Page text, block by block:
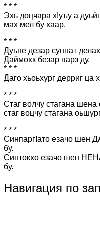
* * *
Эхь доцчара хІуъу а
мах мел бу хаар.
* * *
Дуьне дезар суннат
Даймохк безар парз ду.
* * *
Даго хьоьхург дерриг ца
* * *
Стаг волчу стагана
стаг воцчу стагана
* * *
СинпаргIато езачо шен
бу.
Синтокхо езачо шен
бу.
Навигация по